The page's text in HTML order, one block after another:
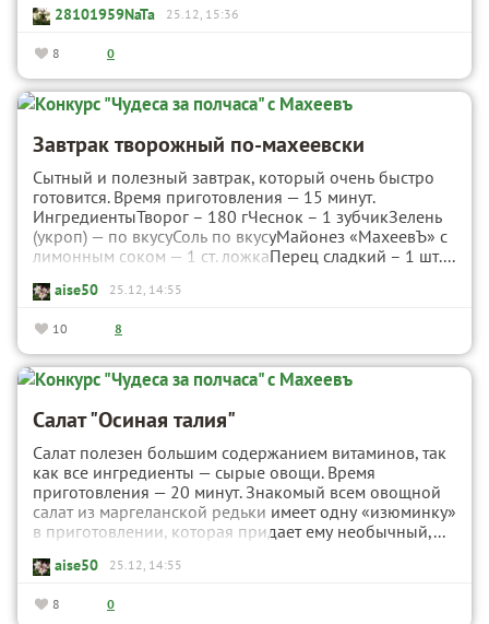
28101959NaTa 25.12, 15:36
8 0
Завтрак творожный по-махеевски
Сытный и полезный завтрак, который очень быстро
готовится. Время приготовления — 15 минут.
ИнгредиентыТворог – 180 гЧеснок – 1 зубчикЗелень
(укроп) — по вкусуСоль по вкусуМайонез «МахеевЪ» с
лимонным соком — 1 ст. ложкаПерец сладкий – 1 шт....
aise50 25.12, 14:55
10 8
Салат "Осиная талия"
Салат полезен большим содержанием витаминов, так
как все ингредиенты — сырые овощи. Время
приготовления — 20 минут. Знакомый всем овощной
салат из маргеланской редьки имеет одну «изюминку»
в приготовлении, которая придает ему необычный,...
aise50 25.12, 14:55
8 0